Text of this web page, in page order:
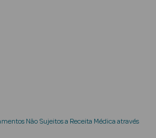
Não Sujeitos a Receita Médica através